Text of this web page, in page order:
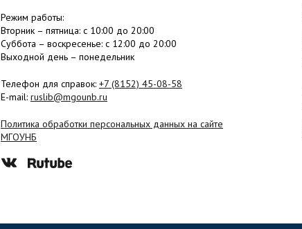
Режим работы:
Вторник – пятница: с 10:00 до 20:00
Суббота – воскресенье: c 12:00 до 20:00
Выходной день – понедельник
Телефон для справок: +7 (8152) 45-08-58
E-mail: ruslib@mgounb.ru
Политика обработки персональных данных на сайте
МГОУНБ